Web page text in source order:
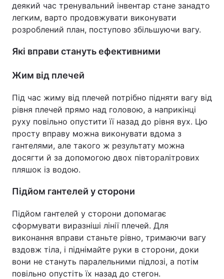
деякий час тренувальний інвентар стане занадто
легким, варто продовжувати виконувати
розроблений план, поступово збільшуючи вагу.
Які вправи стануть ефективними
Жим від плечей
Під час жиму від плечей потрібно підняти вагу від
рівня плечей прямо над головою, а наприкінці
руху повільно опустити її назад до рівня вух. Цю
просту вправу можна виконувати вдома з
гантелями, але такого ж результату можна
досягти й за допомогою двох півторалітрових
пляшок із водою.
Підйом гантелей у сторони
Підйом гантелей у сторони допомагає
сформувати виразніші лінії плечей. Для
виконання вправи станьте рівно, тримаючи вагу
вздовж тіла, і піднімайте руки в сторони, доки
вони не стануть паралельними підлозі, а потім
повільно опустіть їх назад до стегон.